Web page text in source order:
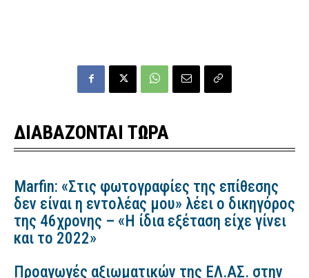
ΔΙΑΒΑΖΟΝΤΑΙ ΤΩΡΑ
Marfin: «Στις φωτογραφίες της επίθεσης
δεν είναι η εντολέας μου» λέει ο δικηγόρος
της 46χρονης – «Η ίδια εξέταση είχε γίνει
και το 2022»
Προαγωγές αξιωματικών της ΕΛ.ΑΣ. στην